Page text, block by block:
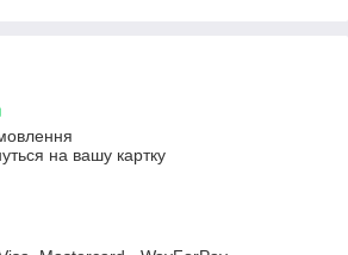
на вашу картку